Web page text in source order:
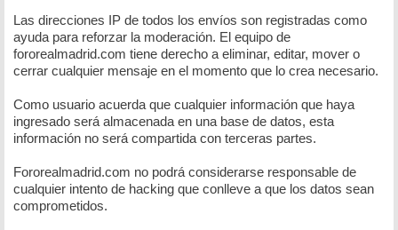
Las direcciones IP de todos los envíos son registradas como
ayuda para reforzar la moderación. El equipo de
fororealmadrid.com tiene derecho a eliminar, editar, mover o
cerrar cualquier mensaje en el momento que lo crea necesario.
Como usuario acuerda que cualquier información que haya
ingresado será almacenada en una base de datos, esta
información no será compartida con terceras partes.
Fororealmadrid.com no podrá considerarse responsable de
cualquier intento de hacking que conlleve a que los datos sean
comprometidos.